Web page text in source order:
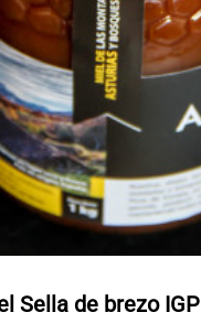
Sella de brezo IGP